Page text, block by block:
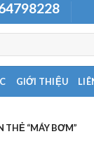
GIỚI THIỆU
THẺ “MÁY BƠM”